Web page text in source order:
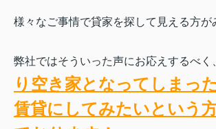
様々なご事情で貸家を探して見える方が
弊社ではそういった声にお応えするべく
り空き家となってしまっ
賃貸にしてみたいという